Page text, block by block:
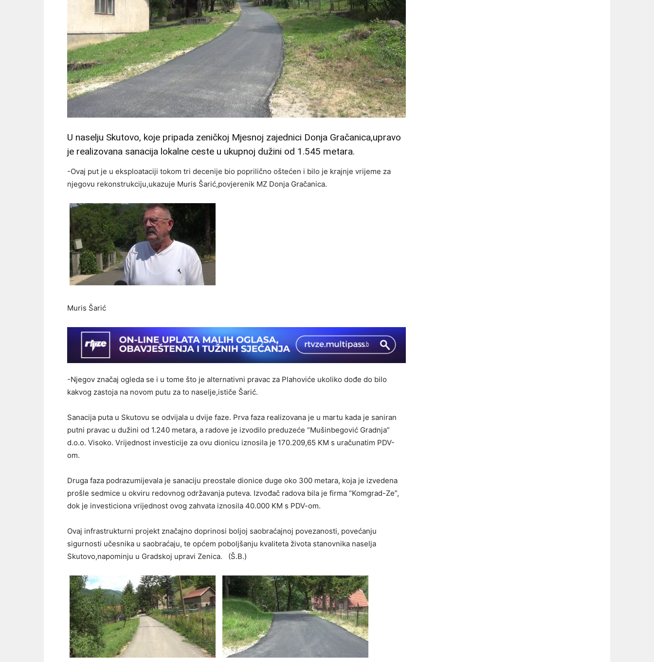
U naselju Skutovo, koje pripada zeničkoj Mjesnoj zajednici Donja Gračanica,upravo
je realizovana sanacija lokalne ceste u ukupnoj dužini od 1.545 metara.
-Ovaj put je u eksploataciji tokom tri decenije bio poprilično oštećen i bilo je krajnje vrijeme za
njegovu rekonstrukciju,ukazuje Muris Šarić,povjerenik MZ Donja Gračanica.
Muris Šarić
-Njegov značaj ogleda se i u tome što je alternativni pravac za Plahoviće ukoliko dođe do bilo
kakvog zastoja na novom putu za to naselje,ističe Šarić.
Sanacija puta u Skutovu se odvijala u dvije faze. Prva faza realizovana je u martu kada je saniran
putni pravac u dužini od 1.240 metara, a radove je izvodilo preduzeće “Mušinbegović Gradnja”
d.o.o. Visoko. Vrijednost investicije za ovu dionicu iznosila je 170.209,65 KM s uračunatim PDV-
om.
Druga faza podrazumijevala je sanaciju preostale dionice duge oko 300 metara, koja je izvedena
prošle sedmice u okviru redovnog održavanja puteva. Izvođač radova bila je firma “Komgrad-Ze”,
dok je investiciona vrijednost ovog zahvata iznosila 40.000 KM s PDV-om.
Ovaj infrastrukturni projekt značajno doprinosi boljoj saobraćajnoj povezanosti, povećanju
sigurnosti učesnika u saobraćaju, te općem poboljšanju kvaliteta života stanovnika naselja
Skutovo,napominju u Gradskoj upravi Zenica. (Š.B.)